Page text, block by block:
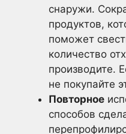
снаружи.
продуктов,
поможет
количество
производите.
не покупайте
Повторное
способов